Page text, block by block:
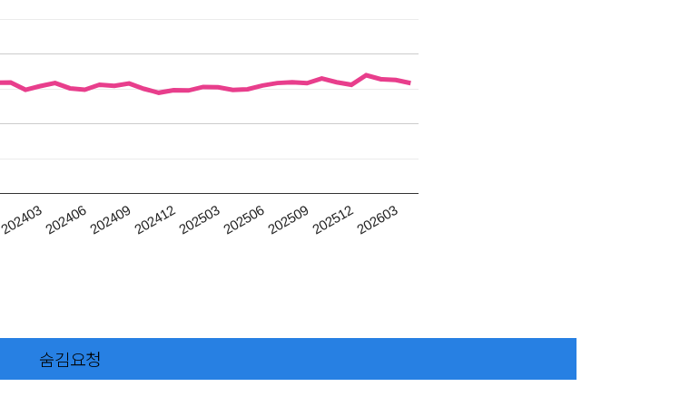
202403202406202409202412202503202506202509202512202603
숨김요청